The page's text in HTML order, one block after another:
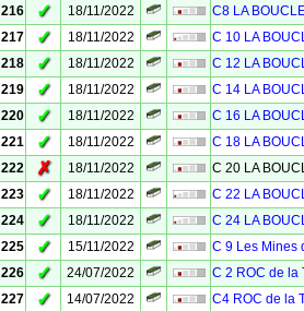
216
✓ 18/11/2022
C8 LA
217
✓ 18/11/2022
C 10 LA
218
✓ 18/11/2022
C 12 LA
219
✓ 18/11/2022
C 14 LA
220
✓ 18/11/2022
C 16 LA
221
✓ 18/11/2022
C 18 LA
222
✗ 18/11/2022
C 20 LA
223
✓ 18/11/2022
C 22 LA
224
✓ 18/11/2022
C 24 LA
225
✓ 15/11/2022
C 9 Les Mines
226
✓ 24/07/2022
C 2 ROC de la
227
✓ 14/07/2022
C4 ROC de la